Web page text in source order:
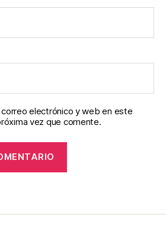
electrónico y web en este
vez que comente.